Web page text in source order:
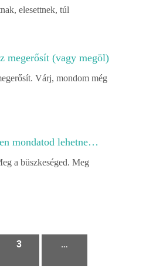
elesettnek, túl
megerősít (vagy megöl)
Várj, mondom még
mondatod lehetne…
a büszkeséged. Meg
3 …